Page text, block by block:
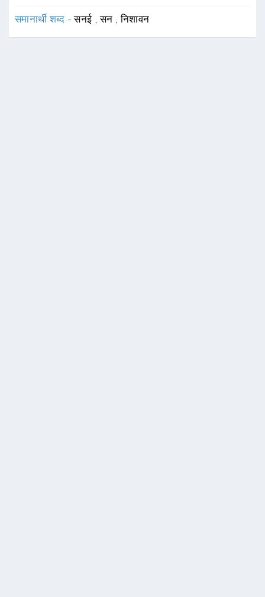
समानार्थी शब्द -सनई ,सन ,निशावन